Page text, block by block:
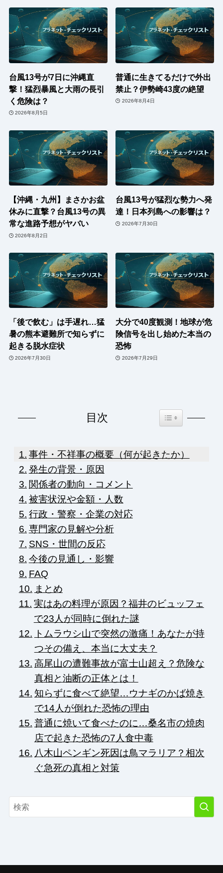
台風13号が7日に沖縄直
撃！猛烈暴風と大雨の長引
く危険は？
2026年8月5日
普通に生きてるだけで外出
禁止？伊勢崎43度の絶望
2026年8月4日
【沖縄・九州】まさかお盆
休みに直撃？台風13号の異
常な進路予想がヤバい
2026年8月2日
台風13号が猛烈な勢力へ発
達！日本列島への影響は？
2026年7月30日
「後で飲む」は手遅れ…猛
暑の熊本避難所で知らずに
起きる脱水症状
2026年7月30日
大分で40度観測！地球が危
険信号を出し始めた本当の
恐怖
2026年7月29日
目次 Toggle Table of
事件・不祥事の概要（何が起きたか）
発生の背景・原因
関係者の動向・コメント
被害状況や金額・人数
行政・警察・企業の対応
専門家の見解や分析
SNS・世間の反応
今後の見通し・影響
FAQ
まとめ
実はあの料理が原因？福井のビュッフェ
で23人が同時に倒れた謎
トムラウシ山で突然の激痛！あなたが持
つその備え、本当に大丈夫？
高尾山の遭難事故が富士山超え？危険な
真相と油断の正体とは！
知らずに食べて絶望…ウナギのかば焼き
で14人が倒れた恐怖の理由
普通に焼いて食べたのに…桑名市の焼肉
店で起きた恐怖の7人食中毒
八木山ペンギン死因は鳥マラリア？相次
ぐ急死の真相と対策